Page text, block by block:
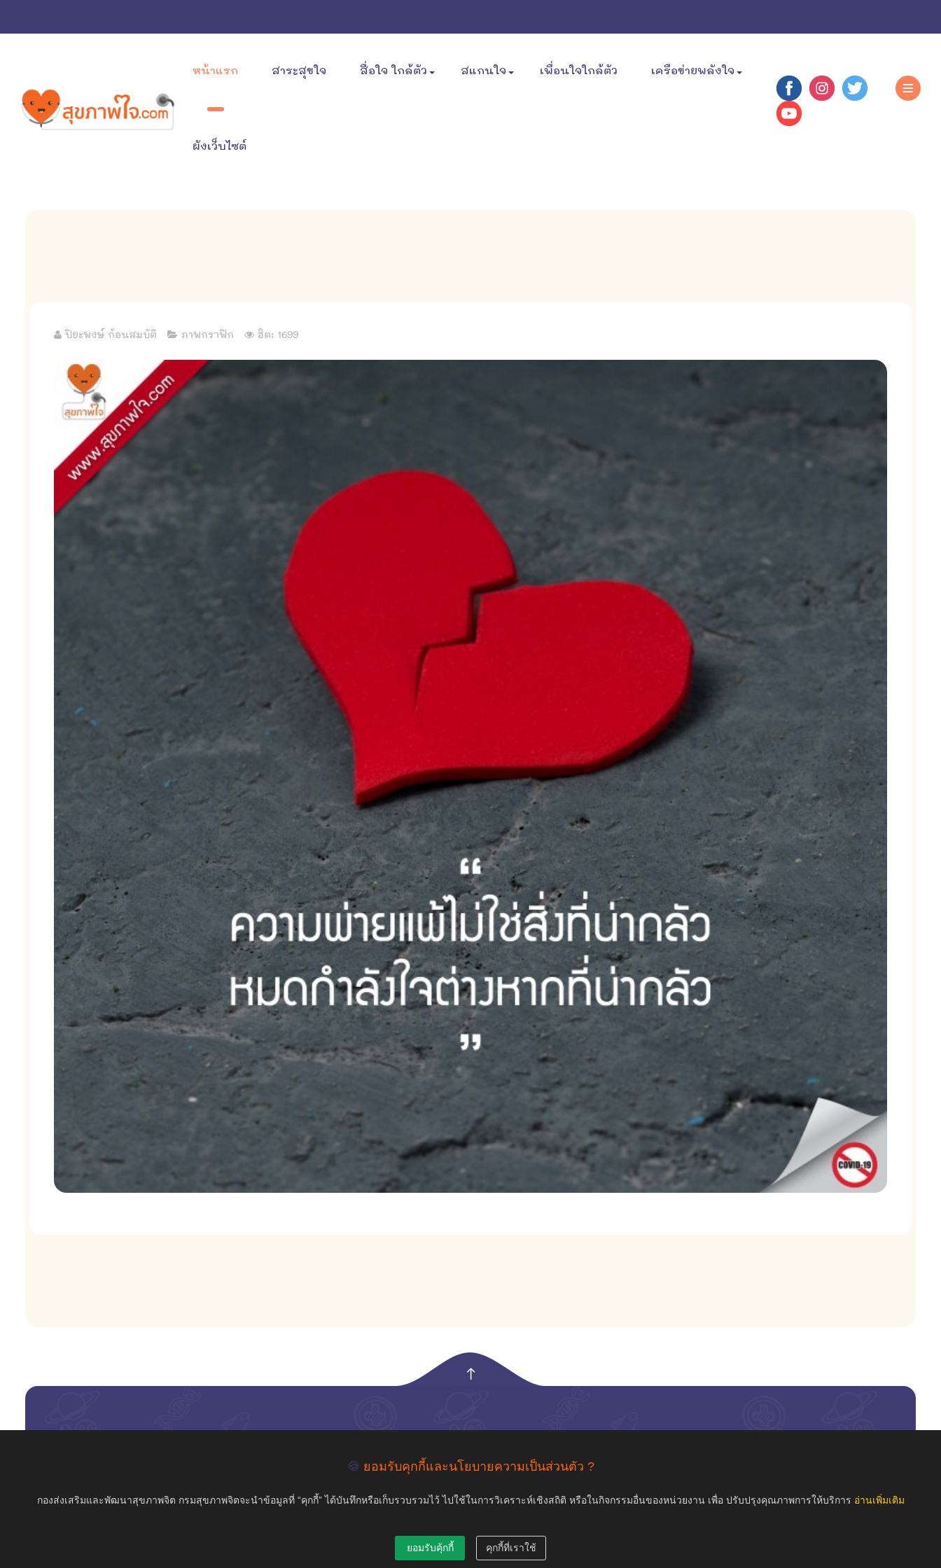
หน้าแรก สาระสุขใจ สื่อใจ ใกล้ตัว สแกนใจ เพื่อนใจใกล้ตัว เครือข่ายพลังใจ
ผังเว็บไซต์
ปิยะพงษ์ ก้อนสมบัติ ภาพกราฟิก ฮิต: 1699
🍪 ยอมรับคุกกี้และนโยบายความเป็นส่วนตัว ?
กองส่งเสริมและพัฒนาสุขภาพจิต กรมสุขภาพจิตจะนำข้อมูลที่ “คุกกี้” ได้บันทึกหรือเก็บรวบรวมไว้ ไปใช้ในการวิเคราะห์เชิงสถิติ หรือในกิจกรรมอื่นของหน่วยงาน เพื่อ ปรับปรุงคุณภาพการให้บริการ อ่านเพิ่มเติม
ยอมรับคุ้กกี้ คุกกี้ที่เราใช้